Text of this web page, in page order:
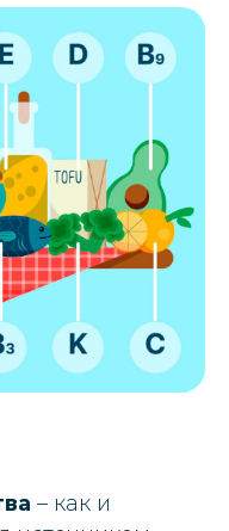
– как и